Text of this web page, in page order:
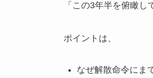
「この3年半を俯瞰
ポイントは、
なぜ解散命令にま